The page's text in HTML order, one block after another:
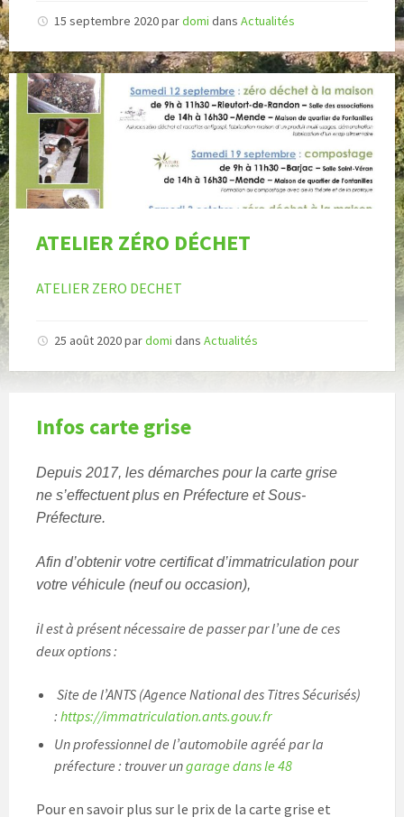
15 septembre 2020pardomi dans Actualités
ATELIER ZÉRO DÉCHET
ATELIER ZERO DECHET
25 août 2020pardomi dans Actualités
Infos carte grise
Depuis 2017, les démarches pour la carte grise
ne s’effectuent plus en Préfecture et Sous-
Préfecture.
Afin d’obtenir votre certificat d’immatriculation pour
votre véhicule (neuf ou occasion),
il est à présent nécessaire de passer par l’une de ces
deux options :
Site de l’ANTS (Agence National des Titres Sécurisés)
: https://immatriculation.ants.gouv.fr
Un professionnel de l’automobile agréé par la
préfecture : trouver ungarage dans le 48
Pour en savoir plus sur le prix de la carte grise et